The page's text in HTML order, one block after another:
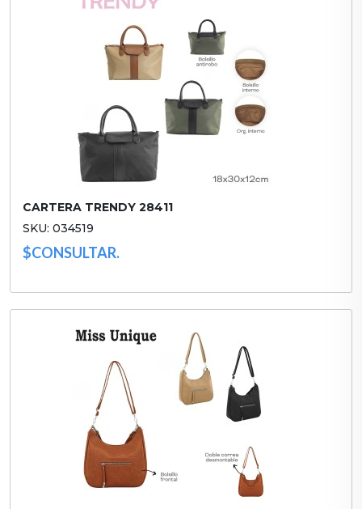
CARTERA TRENDY 28411
SKU: 034519
$CONSULTAR.